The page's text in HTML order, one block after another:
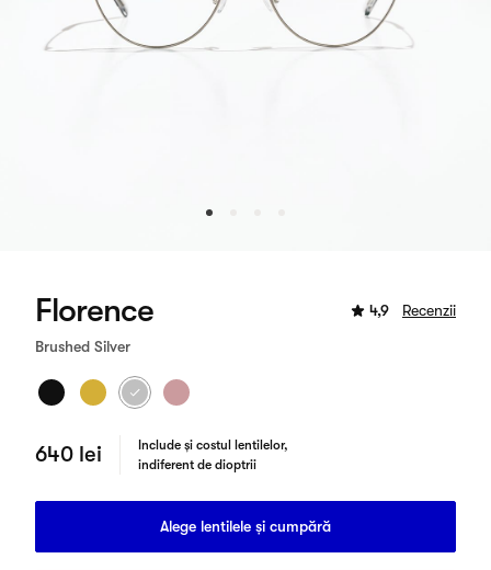
Florence 4,9 Recenzii
Brushed Silver
640 lei
Include și costul lentilelor,
indiferent de dioptrii
Alege lentilele și cumpără